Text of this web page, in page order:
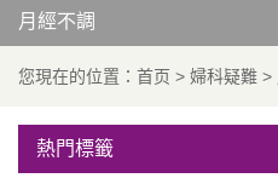
月經不調
您現在的位置： 首页 > 婦科疑難 >
熱門標籤